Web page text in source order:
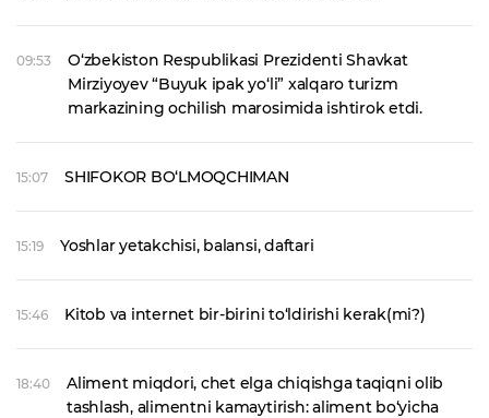
09:53
O‘zbekiston Respublikasi Prezidenti Shavkat
Mirziyoyev “Buyuk ipak yo‘li” xalqaro turizm
markazining ochilish marosimida ishtirok etdi.
15:07 SHIFOKOR BO‘LMOQCHIMAN
15:19 Yoshlar yetakchisi, balansi, daftari
15:46 Kitob va internet bir-birini to‘ldirishi kerak(mi?)
18:40
Aliment miqdori, chet elga chiqishga taqiqni olib
tashlash, alimentni kamaytirish: aliment bo‘yicha